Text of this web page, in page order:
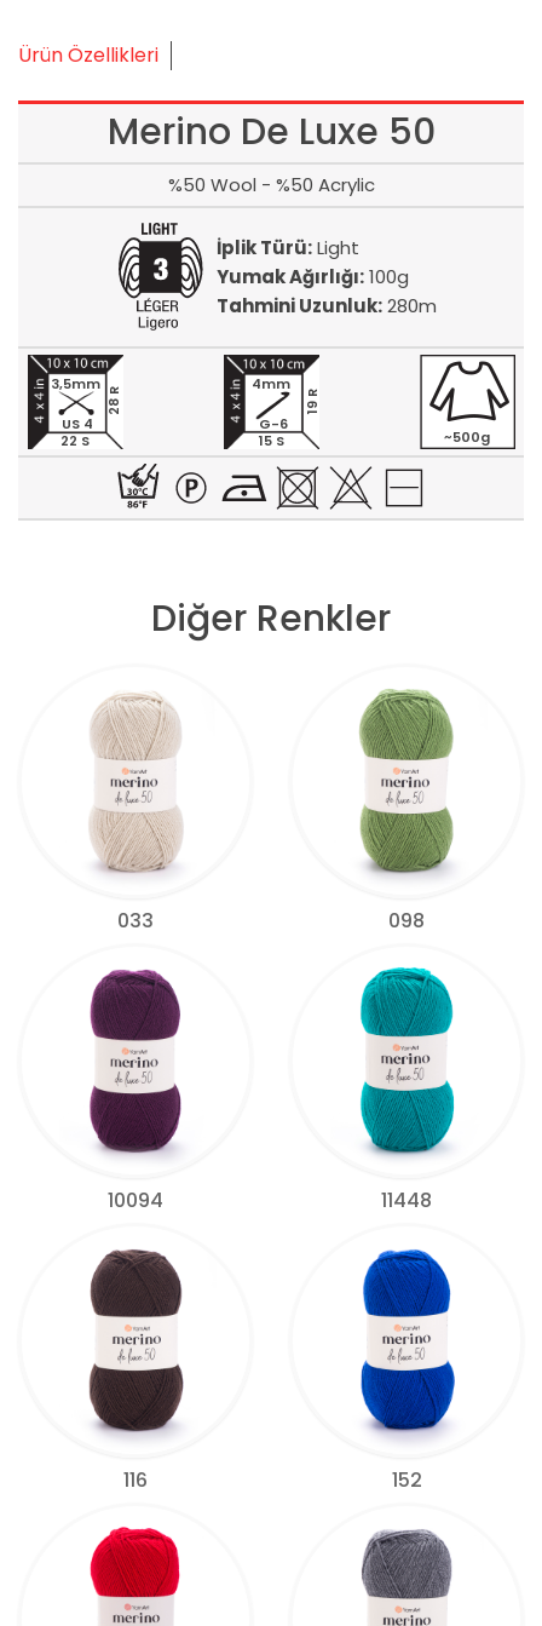
Ürün Özellikleri
Merino De Luxe 50
%50 Wool - %50 Acrylic
İplik Türü:Light
Yumak Ağırlığı:100g
Tahmini Uzunluk:280m
22 S
28 R
3,5mm
US 4
15 S
19 R
4mm
G-6
~500g
Diğer Renkler
033 098
10094 11448
116 152